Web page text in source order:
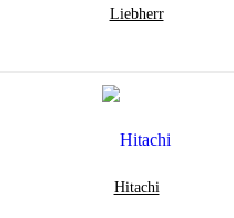
Liebherr
Hitachi